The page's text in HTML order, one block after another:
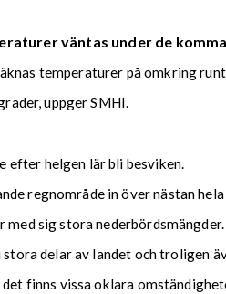
väntas under de
temperaturer på omkring
uppger SMHI.
efter helgen lär bli besviken.
regnområde in över nästan
sig stora nederbördsmängder.
stora delar av landet och troligen
finns vissa oklara